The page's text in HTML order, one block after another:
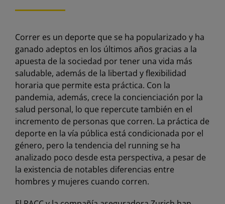
Correr es un deporte que se ha popularizado y ha
ganado adeptos en los últimos años gracias a la
apuesta de la sociedad por tener una vida más
saludable, además de la libertad y flexibilidad
horaria que permite esta práctica. Con la
pandemia, además, crece la concienciación por la
salud personal, lo que repercute también en el
incremento de personas que corren. La práctica de
deporte en la vía pública está condicionada por el
género, pero la tendencia del running se ha
analizado poco desde esta perspectiva, a pesar de
la existencia de notables diferencias entre
hombres y mujeres cuando corren.